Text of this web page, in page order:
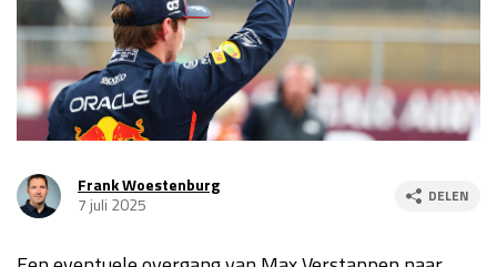
Kwalificatie
vr 14:00 - 15:00
Race
za 13:00 - 15:00
GP VERENIGDE STATEN 2026 23 - 25 okt
GP SÃO PAULO 2026 06 - 08 nov
Frank Woestenburg
7 juli 2025
DELEN